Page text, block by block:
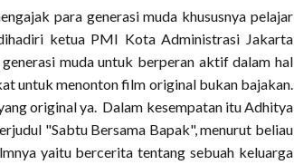
para generasi muda khususnya pelajar
ketua PMI Kota Administrasi Jakarta
muda untuk berperan aktif dalam hal
untuk menonton film original bukan bajakan.
original ya. Dalam kesempatan itu Adhitya
"Sabtu Bersama Bapak", menurut beliau
yaitu bercerita tentang sebuah keluarga